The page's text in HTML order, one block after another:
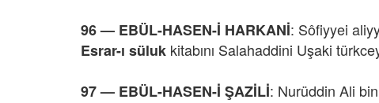
96 — EBÜL-HASEN-İ HARKANİ: Sôfiyyei
Esrar-ı süluk kitabını Salahaddini Uşaki
97 — EBÜL-HASEN-İ ŞAZİLİ: Nurüddin Ali